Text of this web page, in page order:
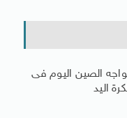
الصين اليوم فى
اليد